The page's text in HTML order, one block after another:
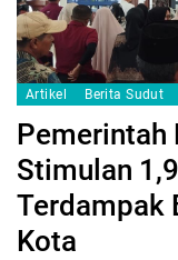
Artikel Berita Sudut
Pemerintah
Stimulan
Terdampak
Kota